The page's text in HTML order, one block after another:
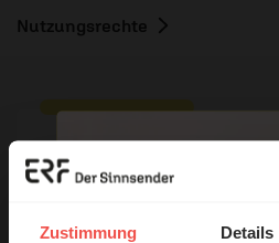
Zustimmung Details
Nutzungsrechte
Ihr Kommentar